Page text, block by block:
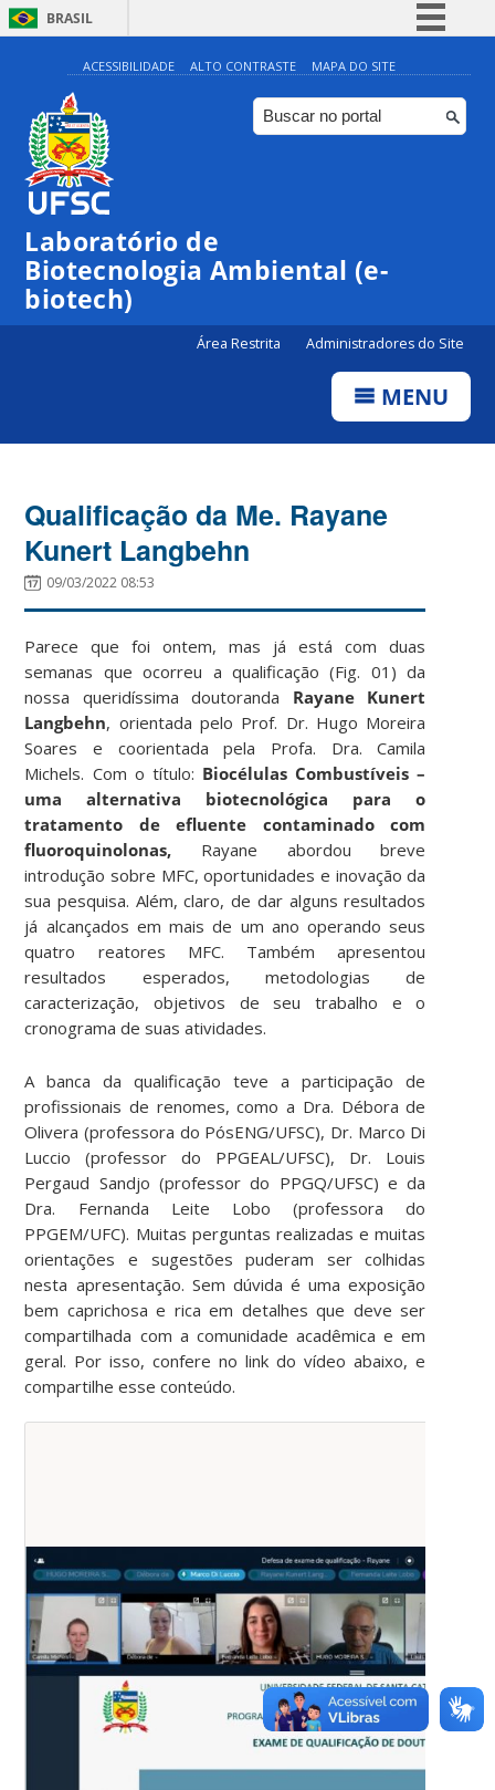
BRASIL
Simplifique!
Comunica BR
Participe
ACESSIBILIDADE ALTO CONTRASTE MAPA DO SITE
Laboratório de
Biotecnologia Ambiental (e-
biotech)
Área Restrita Administradores do Site
MENU
Qualificação da Me. Rayane
Kunert Langbehn
09/03/2022 08:53
Parece que foi ontem, mas já está com duas
semanas que ocorreu a qualificação (Fig. 01) da
nossa queridíssima doutoranda Rayane Kunert
Langbehn, orientada pelo Prof. Dr. Hugo Moreira
Soares e coorientada pela Profa. Dra. Camila
Michels. Com o título: Biocélulas Combustíveis –
uma alternativa biotecnológica para o
tratamento de efluente contaminado com
fluoroquinolonas, Rayane abordou breve
introdução sobre MFC, oportunidades e inovação da
sua pesquisa. Além, claro, de dar alguns resultados
já alcançados em mais de um ano operando seus
quatro reatores MFC. Também apresentou
resultados esperados, metodologias de
caracterização, objetivos de seu trabalho e o
cronograma de suas atividades.
A banca da qualificação teve a participação de
profissionais de renomes, como a Dra. Débora de
Olivera (professora do PósENG/UFSC), Dr. Marco Di
Luccio (professor do PPGEAL/UFSC), Dr. Louis
Pergaud Sandjo (professor do PPGQ/UFSC) e da
Dra. Fernanda Leite Lobo (professora do
PPGEM/UFC). Muitas perguntas realizadas e muitas
orientações e sugestões puderam ser colhidas
nesta apresentação. Sem dúvida é uma exposição
bem caprichosa e rica em detalhes que deve ser
compartilhada com a comunidade acadêmica e em
geral. Por isso, confere no link do vídeo abaixo, e
compartilhe esse conteúdo.